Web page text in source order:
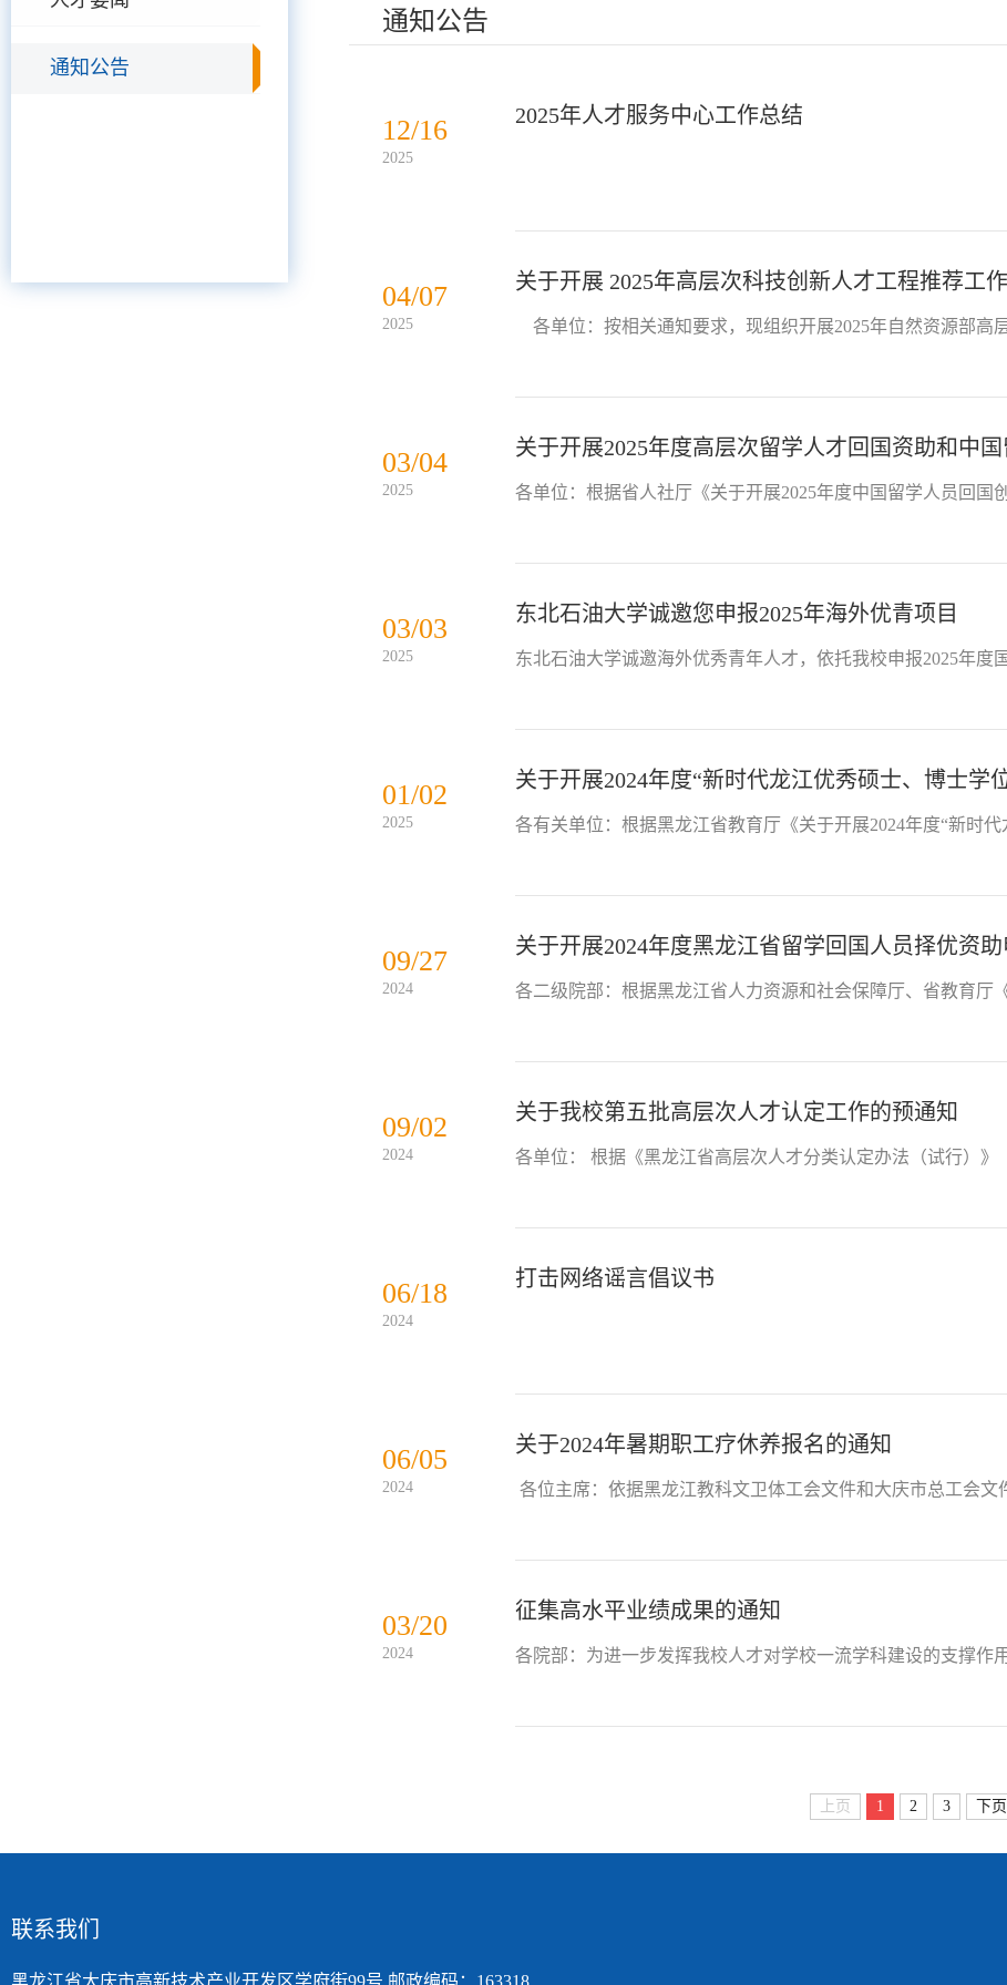
通知公告
通知公告
12/16
2025
2025年人才服务中心工作总结
04/07
2025
关于开展 2025年高层次科技创新人才工程推荐工
各单位：按相关通知要求，现组织开展2025年自然资源部高
03/04
2025
关于开展2025年度高层次留学人才回国资助和中
各单位：根据省人社厅《关于开展2025年度中国留学人员回
03/03
2025
东北石油大学诚邀您申报2025年海外优青项目
东北石油大学诚邀海外优秀青年人才，依托我校申报2025年
01/02
2025
关于开展2024年度“新时代龙江优秀硕士、博士学
各有关单位：根据黑龙江省教育厅《关于开展2024年度“新时
09/27
2024
关于开展2024年度黑龙江省留学回国人员择优资
各二级院部：根据黑龙江省人力资源和社会保障厅、省教育厅
09/02
2024
关于我校第五批高层次人才认定工作的预通知
各单位： 根据《黑龙江省高层次人才分类认定办法（试行）
06/18
2024
打击网络谣言倡议书
06/05
2024
关于2024年暑期职工疗休养报名的通知
各位主席：依据黑龙江教科文卫体工会文件和大庆市总工会
03/20
2024
征集高水平业绩成果的通知
各院部：为进一步发挥我校人才对学校一流学科建设的支撑作
上页 1 2 3 下页
联系我们
黑龙江省大庆市高新技术产业开发区学府街99号 邮政编码：163318